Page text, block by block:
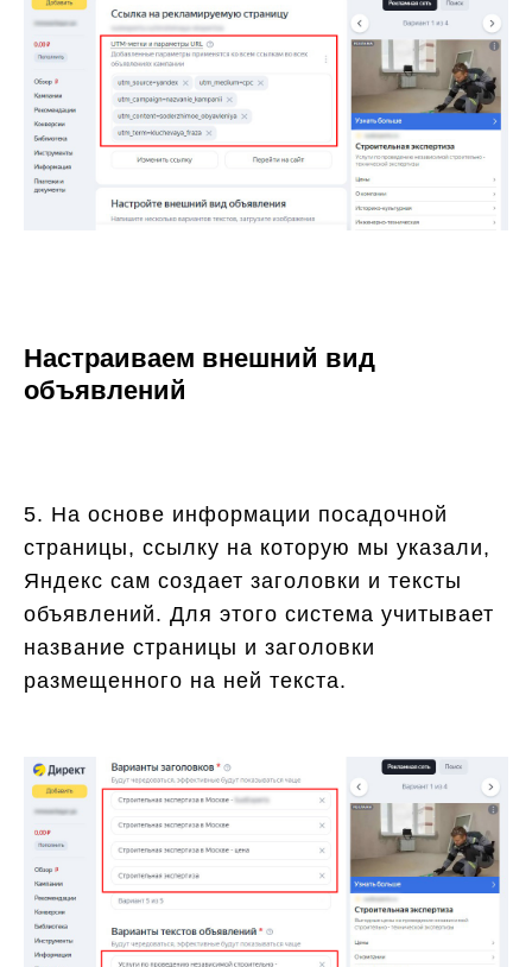
Настраиваем внешний вид
объявлений
5. На основе информации посадочной
страницы, ссылку на которую мы указали,
Яндекс сам создает заголовки и тексты
объявлений. Для этого система учитывает
название страницы и заголовки
размещенного на ней текста.